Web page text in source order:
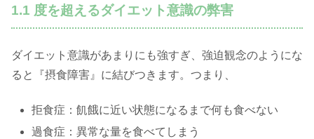
1.1 度を超えるダイエット意識の弊害
ダイエット意識があまりにも強すぎ、強迫観念のようにな
ると『摂食障害』に結びつきます。つまり、
拒食症：飢餓に近い状態になるまで何も食べない
過食症：異常な量を食べてしまう